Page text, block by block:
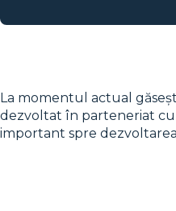
La momentul actual
dezvoltat în parteneriat cu
important spre